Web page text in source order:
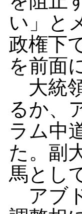
い」と
政権下
を前面
大統
るか、
ラム中
た。副
馬とし
アブ